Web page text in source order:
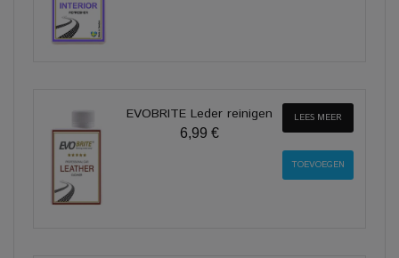
EVOBRITE Leder reinigen
6,99 €
LEES MEER